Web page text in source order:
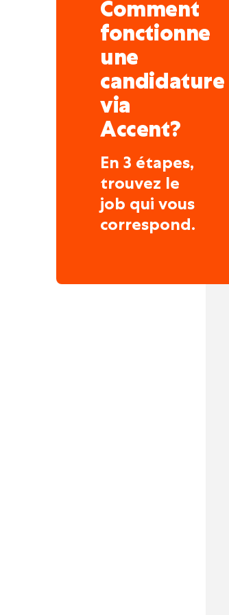
Comment
fonctionne
une
candidature
via
Accent?
En 3 étapes,
trouvez le
job qui vous
correspond.